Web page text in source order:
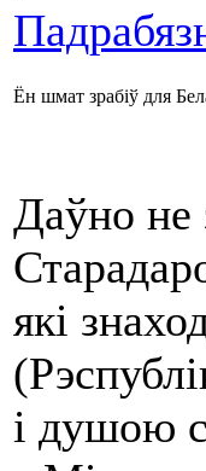
Ён шмат зрабіў для
Даўно не
які
і душою